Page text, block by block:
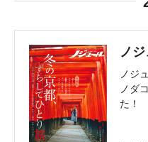
ノ
ノジ
ノダ
た！